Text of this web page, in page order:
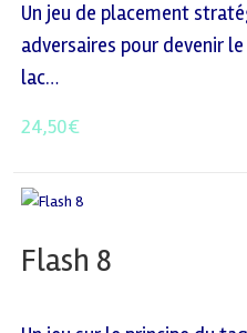
Un jeu de placement
adversaires pour devenir
lac…
24,50€
Flash 8